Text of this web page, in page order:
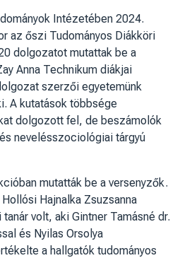
Intézetében 2024.
az őszi Tudományos Diákköri
dolgozatot mutattak be a
Anna Technikum diákjai
szerzői egyetemünk
A kutatások többsége
dolgozott fel, de beszámolók
nevelésszociológiai tárgyú
mutatták be a versenyzők.
Hajnalka Zsuzsanna
volt, aki Gintner Tamásné dr.
és Nyilas Orsolya
a hallgatók tudományos